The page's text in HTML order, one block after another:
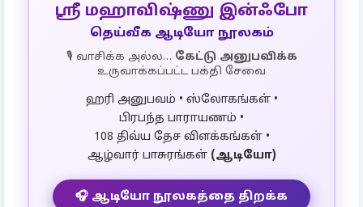
ஸ்ரீ மஹாவிஷ்ணு இன்ஃபோ
தெய்வீக ஆடியோ நூலகம்
🎙️ வாசிக்க அல்ல… கேட்டு அனுபவிக்க
உருவாக்கப்பட்ட பக்தி சேவை
ஹரி அனுபவம் • ஸ்லோகங்கள் •
பிரபந்த பாராயணம் •
108 திவ்ய தேச விளக்கங்கள் •
ஆழ்வார் பாசுரங்கள் (ஆடியோ)
🎧 ஆடியோ நூலகத்தை திறக்க